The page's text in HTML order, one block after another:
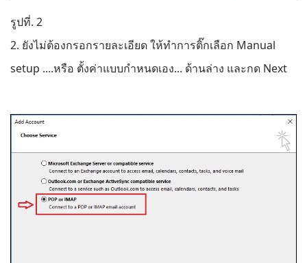
รูปที่. 2
2. ยังไม่ต้องกรอกรายละเอียด ให้ทำการติ๊กเลือก Manual
setup ....หรือ ตั้งค่าแบบกำหนดเอง... ด้านล่าง และกด Next